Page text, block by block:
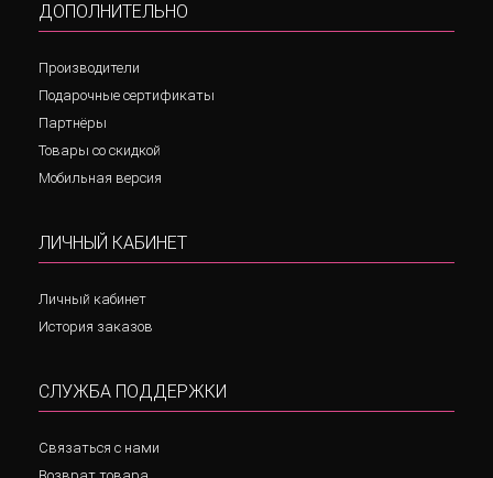
ДОПОЛНИТЕЛЬНО
Производители
Подарочные сертификаты
Партнёры
Товары со скидкой
Мобильная версия
ЛИЧНЫЙ КАБИНЕТ
Личный кабинет
История заказов
СЛУЖБА ПОДДЕРЖКИ
Связаться с нами